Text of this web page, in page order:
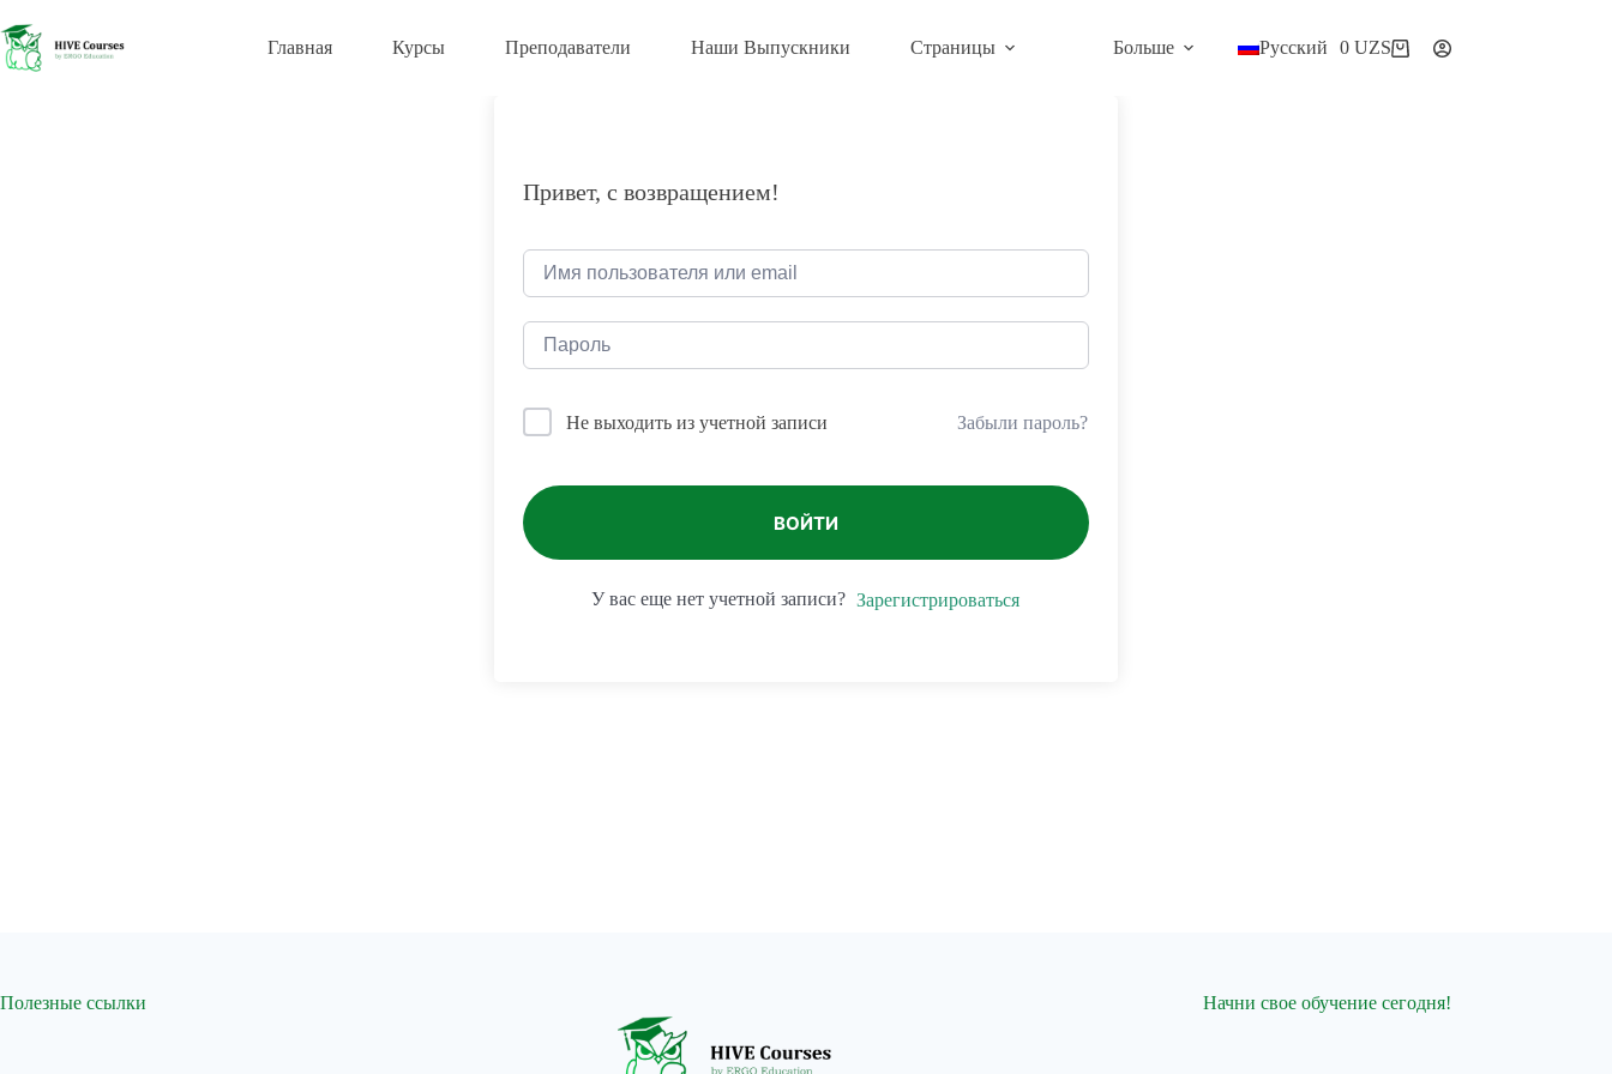
к
сути
Главная Курсы Преподаватели Наши Выпускники Страницы Больше Русский Корзина
0 UZS
Привет, с возвращением!
Не выходить из учетной записи Забыли пароль?
ВОЙТИ
У вас еще нет учетной записи? Зарегистрироваться
Полезные ссылки Начни свое обучение сегодня!